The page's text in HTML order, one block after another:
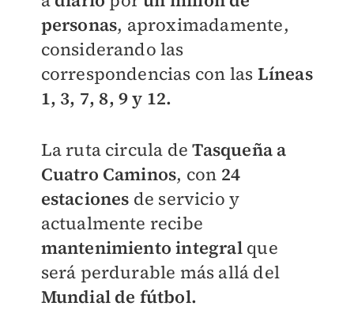
personas, aproximadamente,
considerando las
correspondencias con las Líneas
1, 3, 7, 8, 9 y 12.
La ruta circula deTasqueña a
Cuatro Caminos, con 24
estaciones de servicio y
actualmente recibe
mantenimiento integral que
será perdurable más allá del
Mundial de fútbol.